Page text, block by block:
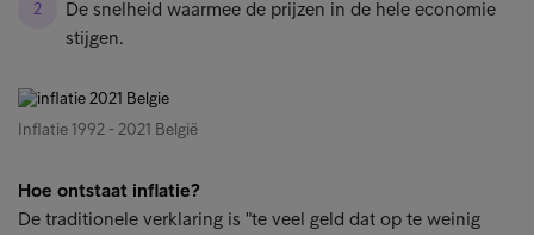
De snelheid waarmee de prijzen in de hele economie
stijgen.
Inflatie 1992 - 2021 België
Hoe ontstaat inflatie?
De traditionele verklaring is "te veel geld dat op te weinig